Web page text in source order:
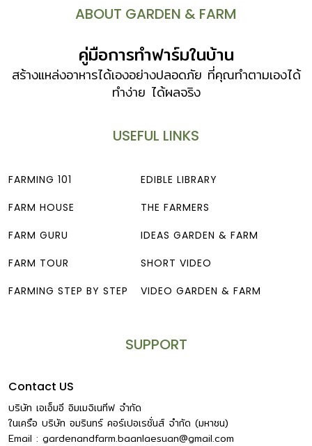
ABOUT GARDEN & FARM
คู่มือการทำฟาร์มในบ้าน
สร้างแหล่งอาหารได้เองอย่างปลอดภัย ที่คุณทำตามเองได้
ทำง่าย ได้ผลจริง
USEFUL LINKS
FARMING 101
FARM HOUSE
FARM GURU
FARM TOUR
FARMING STEP BY STEP
EDIBLE LIBRARY
THE FARMERS
IDEAS GARDEN & FARM
SHORT VIDEO
VIDEO GARDEN & FARM
SUPPORT
Contact US
บริษัท เอเอ็มอี อิมเมจิเนทีฟ จำกัด
ในเครือ บริษัท อมรินทร์ คอร์เปอเรชั่นส์ จำกัด (มหาชน)
Email : gardenandfarm.baanlaesuan@gmail.com